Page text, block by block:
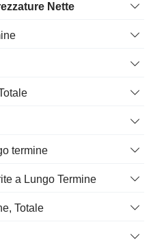
Nette
termine
a Lungo Termine
Totale